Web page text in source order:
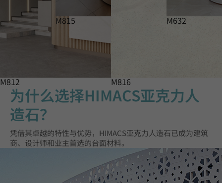
M812
M815
M816
M632
为什么选择HIMACS亚克力人
造石？
凭借其卓越的特性与优势，HIMACS亚克力人造石已成为建筑
商、设计师和业主首选的台面材料。